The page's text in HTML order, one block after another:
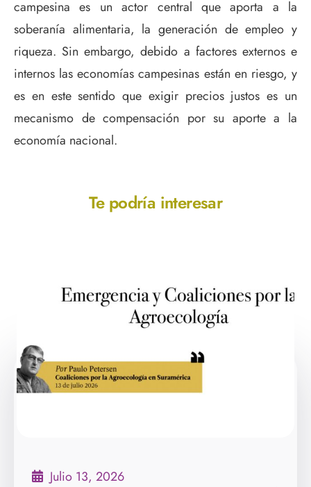
campesina es un actor central que aporta a la
soberanía alimentaria, la generación de empleo y
riqueza. Sin embargo, debido a factores externos e
internos las economías campesinas están en riesgo, y
es en este sentido que exigir precios justos es un
mecanismo de compensación por su aporte a la
economía nacional.
Te podría interesar
Julio 13, 2026